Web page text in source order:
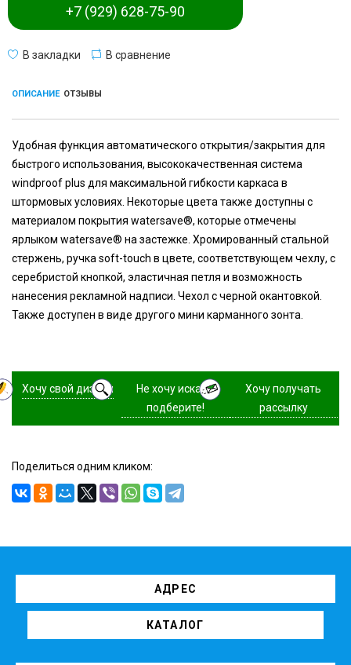
+7 (929) 628-75-90
В закладки В сравнение
ОПИСАНИЕ ОТЗЫВЫ
Удобная функция автоматического открытия/закрытия для
быстрого использования, высококачественная система
windproof plus для максимальной гибкости каркаса в
штормовых условиях. Некоторые цвета также доступны с
материалом покрытия watersave®, которые отмечены
ярлыком watersave® на застежке. Хромированный стальной
стержень, ручка soft-touch в цвете, соответствующем чехлу, с
серебристой кнопкой, эластичная петля и возможность
нанесения рекламной надписи. Чехол с черной окантовкой.
Также доступен в виде другого мини карманного зонта.
Хочу свой дизайн
Не хочу искать,
подберите!
Хочу получать
рассылку
Поделиться одним кликом:
АДРЕС
КАТАЛОГ